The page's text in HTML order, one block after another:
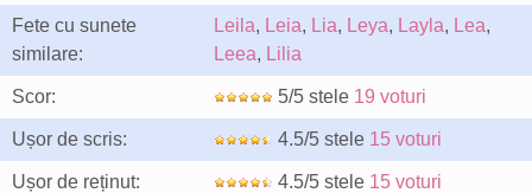
Fete cu sunete
similare:
Leila, Leia, Lia, Leya, Layla, Lea,
Leea, Lilia
Scor: 5/5 stele 19 voturi
Ușor de scris: 4.5/5 stele 15 voturi
Ușor de reținut: 4.5/5 stele 15 voturi